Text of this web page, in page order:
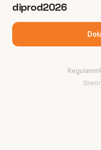
diprod2026
Regulamin